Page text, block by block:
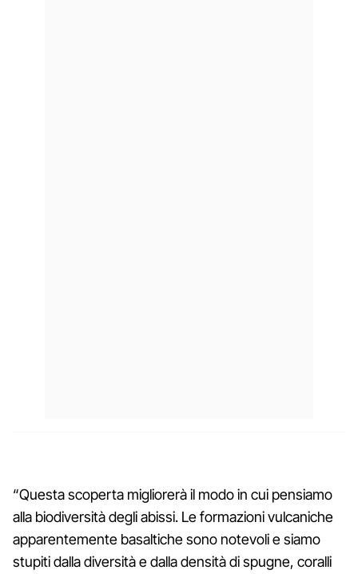
“Questa scoperta migliorerà il modo in cui pensiamo
alla biodiversità degli abissi. Le formazioni vulcaniche
apparentemente basaltiche sono notevoli e siamo
stupiti dalla diversità e dalla densità di spugne, coralli